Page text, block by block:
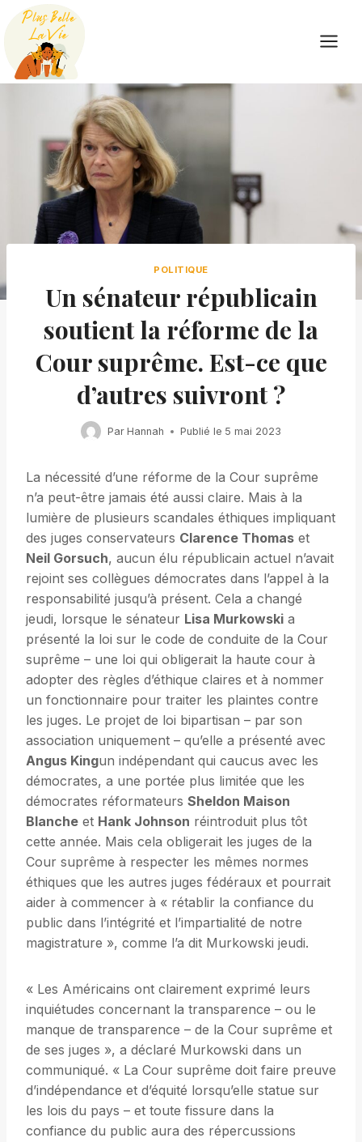
Skip
content
POLITIQUE
Un sénateur républicain
soutient la réforme de la
Cour suprême. Est-ce que
d’autres suivront ?
Par Hannah Publié le 5 mai 2023
La nécessité d’une réforme de la Cour suprême
n’a peut-être jamais été aussi claire. Mais à la
lumière de plusieurs scandales éthiques impliquant
des juges conservateurs Clarence Thomas et
Neil Gorsuch, aucun élu républicain actuel n’avait
rejoint ses collègues démocrates dans l’appel à la
responsabilité jusqu’à présent. Cela a changé
jeudi, lorsque le sénateur Lisa Murkowski a
présenté la loi sur le code de conduite de la Cour
suprême – une loi qui obligerait la haute cour à
adopter des règles d’éthique claires et à nommer
un fonctionnaire pour traiter les plaintes contre
les juges. Le projet de loi bipartisan – par son
association uniquement – qu’elle a présenté avec
Angus Kingun indépendant qui caucus avec les
démocrates, a une portée plus limitée que les
démocrates réformateurs Sheldon Maison
Blanche et Hank Johnson réintroduit plus tôt
cette année. Mais cela obligerait les juges de la
Cour suprême à respecter les mêmes normes
éthiques que les autres juges fédéraux et pourrait
aider à commencer à « rétablir la confiance du
public dans l’intégrité et l’impartialité de notre
magistrature », comme l’a dit Murkowski jeudi.
« Les Américains ont clairement exprimé leurs
inquiétudes concernant la transparence – ou le
manque de transparence – de la Cour suprême et
de ses juges », a déclaré Murkowski dans un
communiqué. « La Cour suprême doit faire preuve
d’indépendance et d’équité lorsqu’elle statue sur
les lois du pays – et toute fissure dans la
confiance du public aura des répercussions